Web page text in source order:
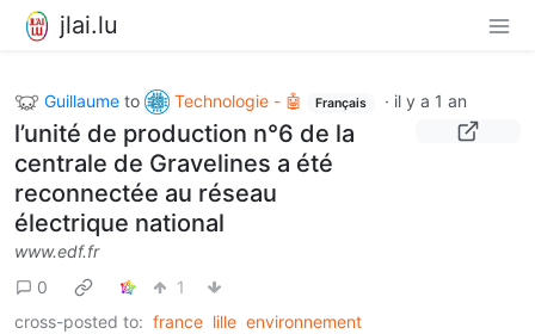
jlai.lu
Guillaume to Technologie - 🤖 Français · il y a 1 an
l’unité de production n°6 de la
centrale de Gravelines a été
reconnectée au réseau
électrique national
www.edf.fr
0
1
cross-posted to: france lille environnement